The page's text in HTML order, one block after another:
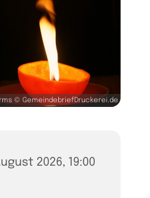
© GemeindebriefDruckerei.de
2026, 19:00